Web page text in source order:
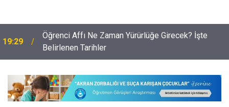
19:03
Danıştay’dan Proje Okulu Öğretmenleri İçin Emsal
Karar